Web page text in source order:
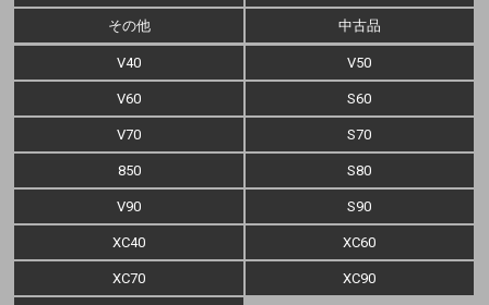
その他 中古品
V40 V50
V60 S60
V70 S70
850 S80
V90 S90
XC40 XC60
XC70 XC90